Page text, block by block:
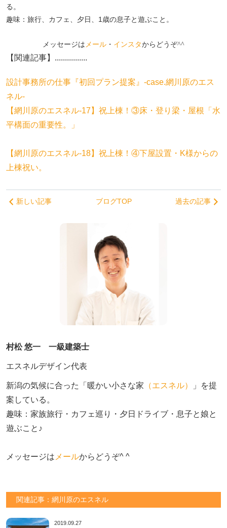
る。
趣味：旅行、カフェ、夕日、1歳の息子と遊ぶこと。
メッセージは メール ・ インスタからどうぞ^^
【関連記事】................
設計事務所の仕事『初回プラン提案』‐case.網川原のエス
ネル‐
【網川原のエスネル‐17】祝上棟！③床・登り梁・屋根「水
平構面の重要性。」
【網川原のエスネル‐18】祝上棟！④下屋設置・K様からの
上棟祝い。
新しい記事 ブログTOP 過去の記事
村松 悠一 一級建築士
エスネルデザイン代表
新潟の気候に合った「暖かい小さな家 （エスネル）
」を提
案している。
趣味：家族旅行・カフェ巡り・夕日ドライブ・息子と娘と
遊ぶこと♪
メッセージは メールからどうぞ^ ^
関連記事：網川原のエスネル
2019.09.27